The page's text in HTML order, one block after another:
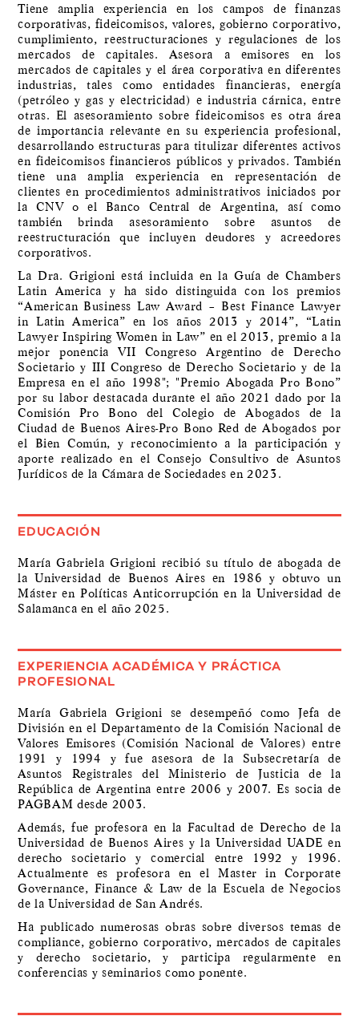
Tiene amplia experiencia en los campos de finanzas
corporativas, fideicomisos, valores, gobierno corporativo,
cumplimiento, reestructuraciones y regulaciones de los
mercados de capitales. Asesora a emisores en los
mercados de capitales y el área corporativa en diferentes
industrias, tales como entidades financieras, energía
(petróleo y gas y electricidad) e industria cárnica, entre
otras. El asesoramiento sobre fideicomisos es otra área
de importancia relevante en su experiencia profesional,
desarrollando estructuras para titulizar diferentes activos
en fideicomisos financieros públicos y privados. También
tiene una amplia experiencia en representación de
clientes en procedimientos administrativos iniciados por
la CNV o el Banco Central de Argentina, así como
también brinda asesoramiento sobre asuntos de
reestructuración que incluyen deudores y acreedores
corporativos.
La Dra. Grigioni está incluida en la Guía de Chambers
Latin America y ha sido distinguida con los premios
“American Business Law Award – Best Finance Lawyer
in Latin America” en los años 2013 y 2014”, “Latin
Lawyer Inspiring Women in Law” en el 2013, premio a la
mejor ponencia VII Congreso Argentino de Derecho
Societario y III Congreso de Derecho Societario y de la
Empresa en el año 1998"; "Premio Abogada Pro Bono”
por su labor destacada durante el año 2021 dado por la
Comisión Pro Bono del Colegio de Abogados de la
Ciudad de Buenos Aires-Pro Bono Red de Abogados por
el Bien Común, y reconocimiento a la participación y
aporte realizado en el Consejo Consultivo de Asuntos
Jurídicos de la Cámara de Sociedades en 2023.
EDUCACIÓN
María Gabriela Grigioni recibió su título de abogada de
la Universidad de Buenos Aires en 1986 y obtuvo un
Máster en Políticas Anticorrupción en la Universidad de
Salamanca en el año 2025.
EXPERIENCIA ACADÉMICA Y PRÁCTICA
PROFESIONAL
María Gabriela Grigioni se desempeñó como Jefa de
División en el Departamento de la Comisión Nacional de
Valores Emisores (Comisión Nacional de Valores) entre
1991 y 1994 y fue asesora de la Subsecretaría de
Asuntos Registrales del Ministerio de Justicia de la
República de Argentina entre 2006 y 2007. Es socia de
PAGBAM desde 2003.
Además, fue profesora en la Facultad de Derecho de la
Universidad de Buenos Aires y la Universidad UADE en
derecho societario y comercial entre 1992 y 1996.
Actualmente es profesora en el Master in Corporate
Governance, Finance & Law de la Escuela de Negocios
de la Universidad de San Andrés.
Ha publicado numerosas obras sobre diversos temas de
compliance, gobierno corporativo, mercados de capitales
y derecho societario, y participa regularmente en
conferencias y seminarios como ponente.